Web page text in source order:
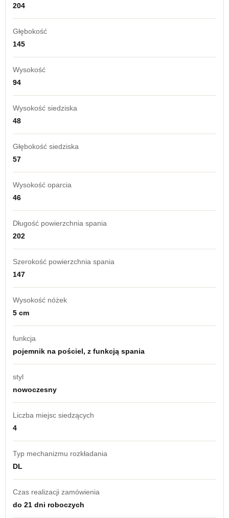
204
Głębokość
145
Wysokość
94
Wysokość siedziska
48
Głębokość siedziska
57
Wysokość oparcia
46
Długość powierzchnia spania
202
Szerokość powierzchnia spania
147
Wysokość nóżek
5 cm
funkcja
pojemnik na pościel, z funkcją spania
styl
nowoczesny
Liczba miejsc siedzących
4
Typ mechanizmu rozkładania
DL
Czas realizacji zamówienia
do 21 dni roboczych